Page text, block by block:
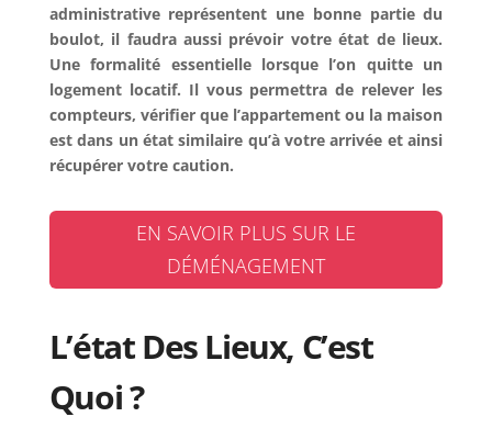
administrative représentent une bonne partie du
boulot, il faudra aussi prévoir votre état de lieux.
Une formalité essentielle lorsque l’on quitte un
logement locatif. Il vous permettra de relever les
compteurs, vérifier que l’appartement ou la maison
est dans un état similaire qu’à votre arrivée et ainsi
récupérer votre caution.
EN SAVOIR PLUS SUR LE
DÉMÉNAGEMENT
L’état Des Lieux, C’est
Quoi ?